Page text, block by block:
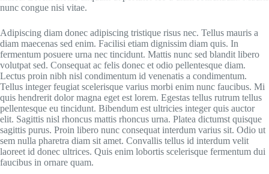
nunc congue nisi vitae.
Adipiscing diam donec adipiscing tristique risus nec. Tellus mauris a
diam maecenas sed enim. Facilisi etiam dignissim diam quis. In
fermentum posuere urna nec tincidunt. Mattis nunc sed blandit libero
volutpat sed. Consequat ac felis donec et odio pellentesque diam.
Lectus proin nibh nisl condimentum id venenatis a condimentum.
Tellus integer feugiat scelerisque varius morbi enim nunc faucibus. Mi
quis hendrerit dolor magna eget est lorem. Egestas tellus rutrum tellus
pellentesque eu tincidunt. Bibendum est ultricies integer quis auctor
elit. Sagittis nisl rhoncus mattis rhoncus urna. Platea dictumst quisque
sagittis purus. Proin libero nunc consequat interdum varius sit. Odio ut
sem nulla pharetra diam sit amet. Convallis tellus id interdum velit
laoreet id donec ultrices. Quis enim lobortis scelerisque fermentum dui
faucibus in ornare quam.